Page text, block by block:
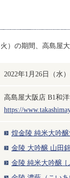
）の期間、高島屋
2022年1月26日（水
高島屋大阪店 B1和
https://
煌金陵 純米大吟
金陵 大吟醸 山田
金陵 純米大吟醸